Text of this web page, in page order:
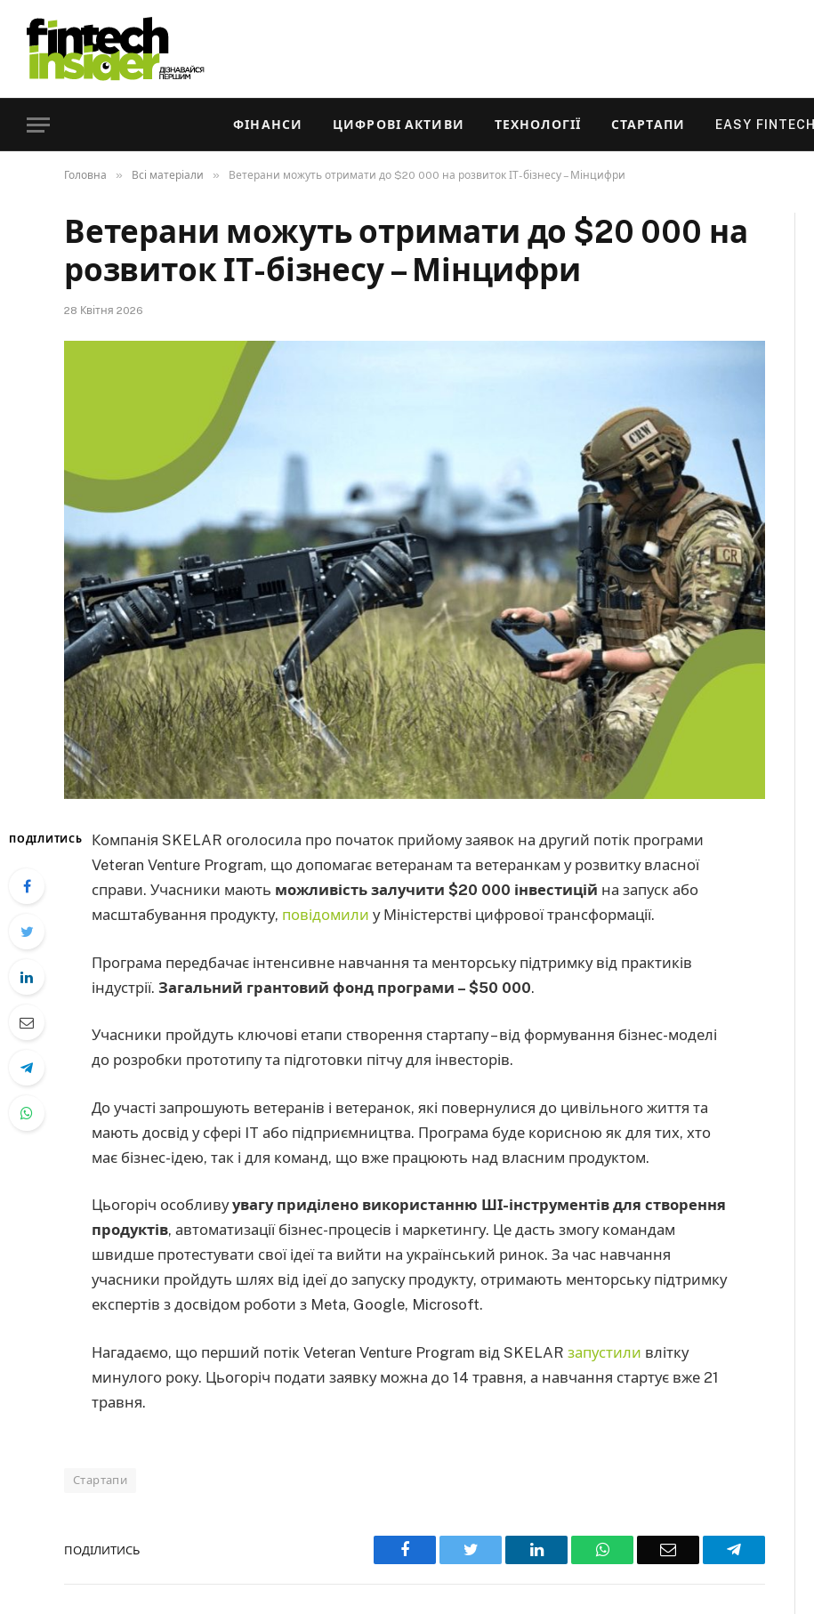
ФІНАНСИ ЦИФРОВІ АКТИВИ ТЕХНОЛОГІЇ СТАРТАПИ EASY FINTECH
Головна » Всі матеріали » Ветерани можуть отримати до $20 000 на розвиток ІТ-бізнесу – Мінцифри
Ветерани можуть отримати до $20 000 на
розвиток ІТ-бізнесу – Мінцифри
28 Квітня 2026
ПОДІЛИТИСЬ
Компанія SKELAR оголосила про початок прийому заявок на другий потік програми
Veteran Venture Program, що допомагає ветеранам та ветеранкам у розвитку власної
справи. Учасники мають можливість залучити $20 000 інвестицій на запуск або
масштабування продукту, повідомили у Міністерстві цифрової трансформації.
Програма передбачає інтенсивне навчання та менторську підтримку від практиків
індустрії. Загальний грантовий фонд програми – $50 000.
Учасники пройдуть ключові етапи створення стартапу – від формування бізнес-моделі
до розробки прототипу та підготовки пітчу для інвесторів.
До участі запрошують ветеранів і ветеранок, які повернулися до цивільного життя та
мають досвід у сфері IT або підприємництва. Програма буде корисною як для тих, хто
має бізнес-ідею, так і для команд, що вже працюють над власним продуктом.
Цьогоріч особливуувагу приділено використанню ШІ-інструментів для створення
продуктів, автоматизації бізнес-процесів і маркетингу. Це дасть змогу командам
швидше протестувати свої ідеї та вийти на український ринок. За час навчання
учасники пройдуть шлях від ідеї до запуску продукту, отримають менторську підтримку
експертів з досвідом роботи з Meta, Google, Microsoft.
Нагадаємо, що перший потік Veteran Venture Program від SKELAR запустили влітку
минулого року. Цьогоріч подати заявку можна до 14 травня, а навчання стартує вже 21
травня.
Стартапи
ПОДІЛИТИСЬ Facebook Twitter LinkedIn WhatsAppEmail Telegram